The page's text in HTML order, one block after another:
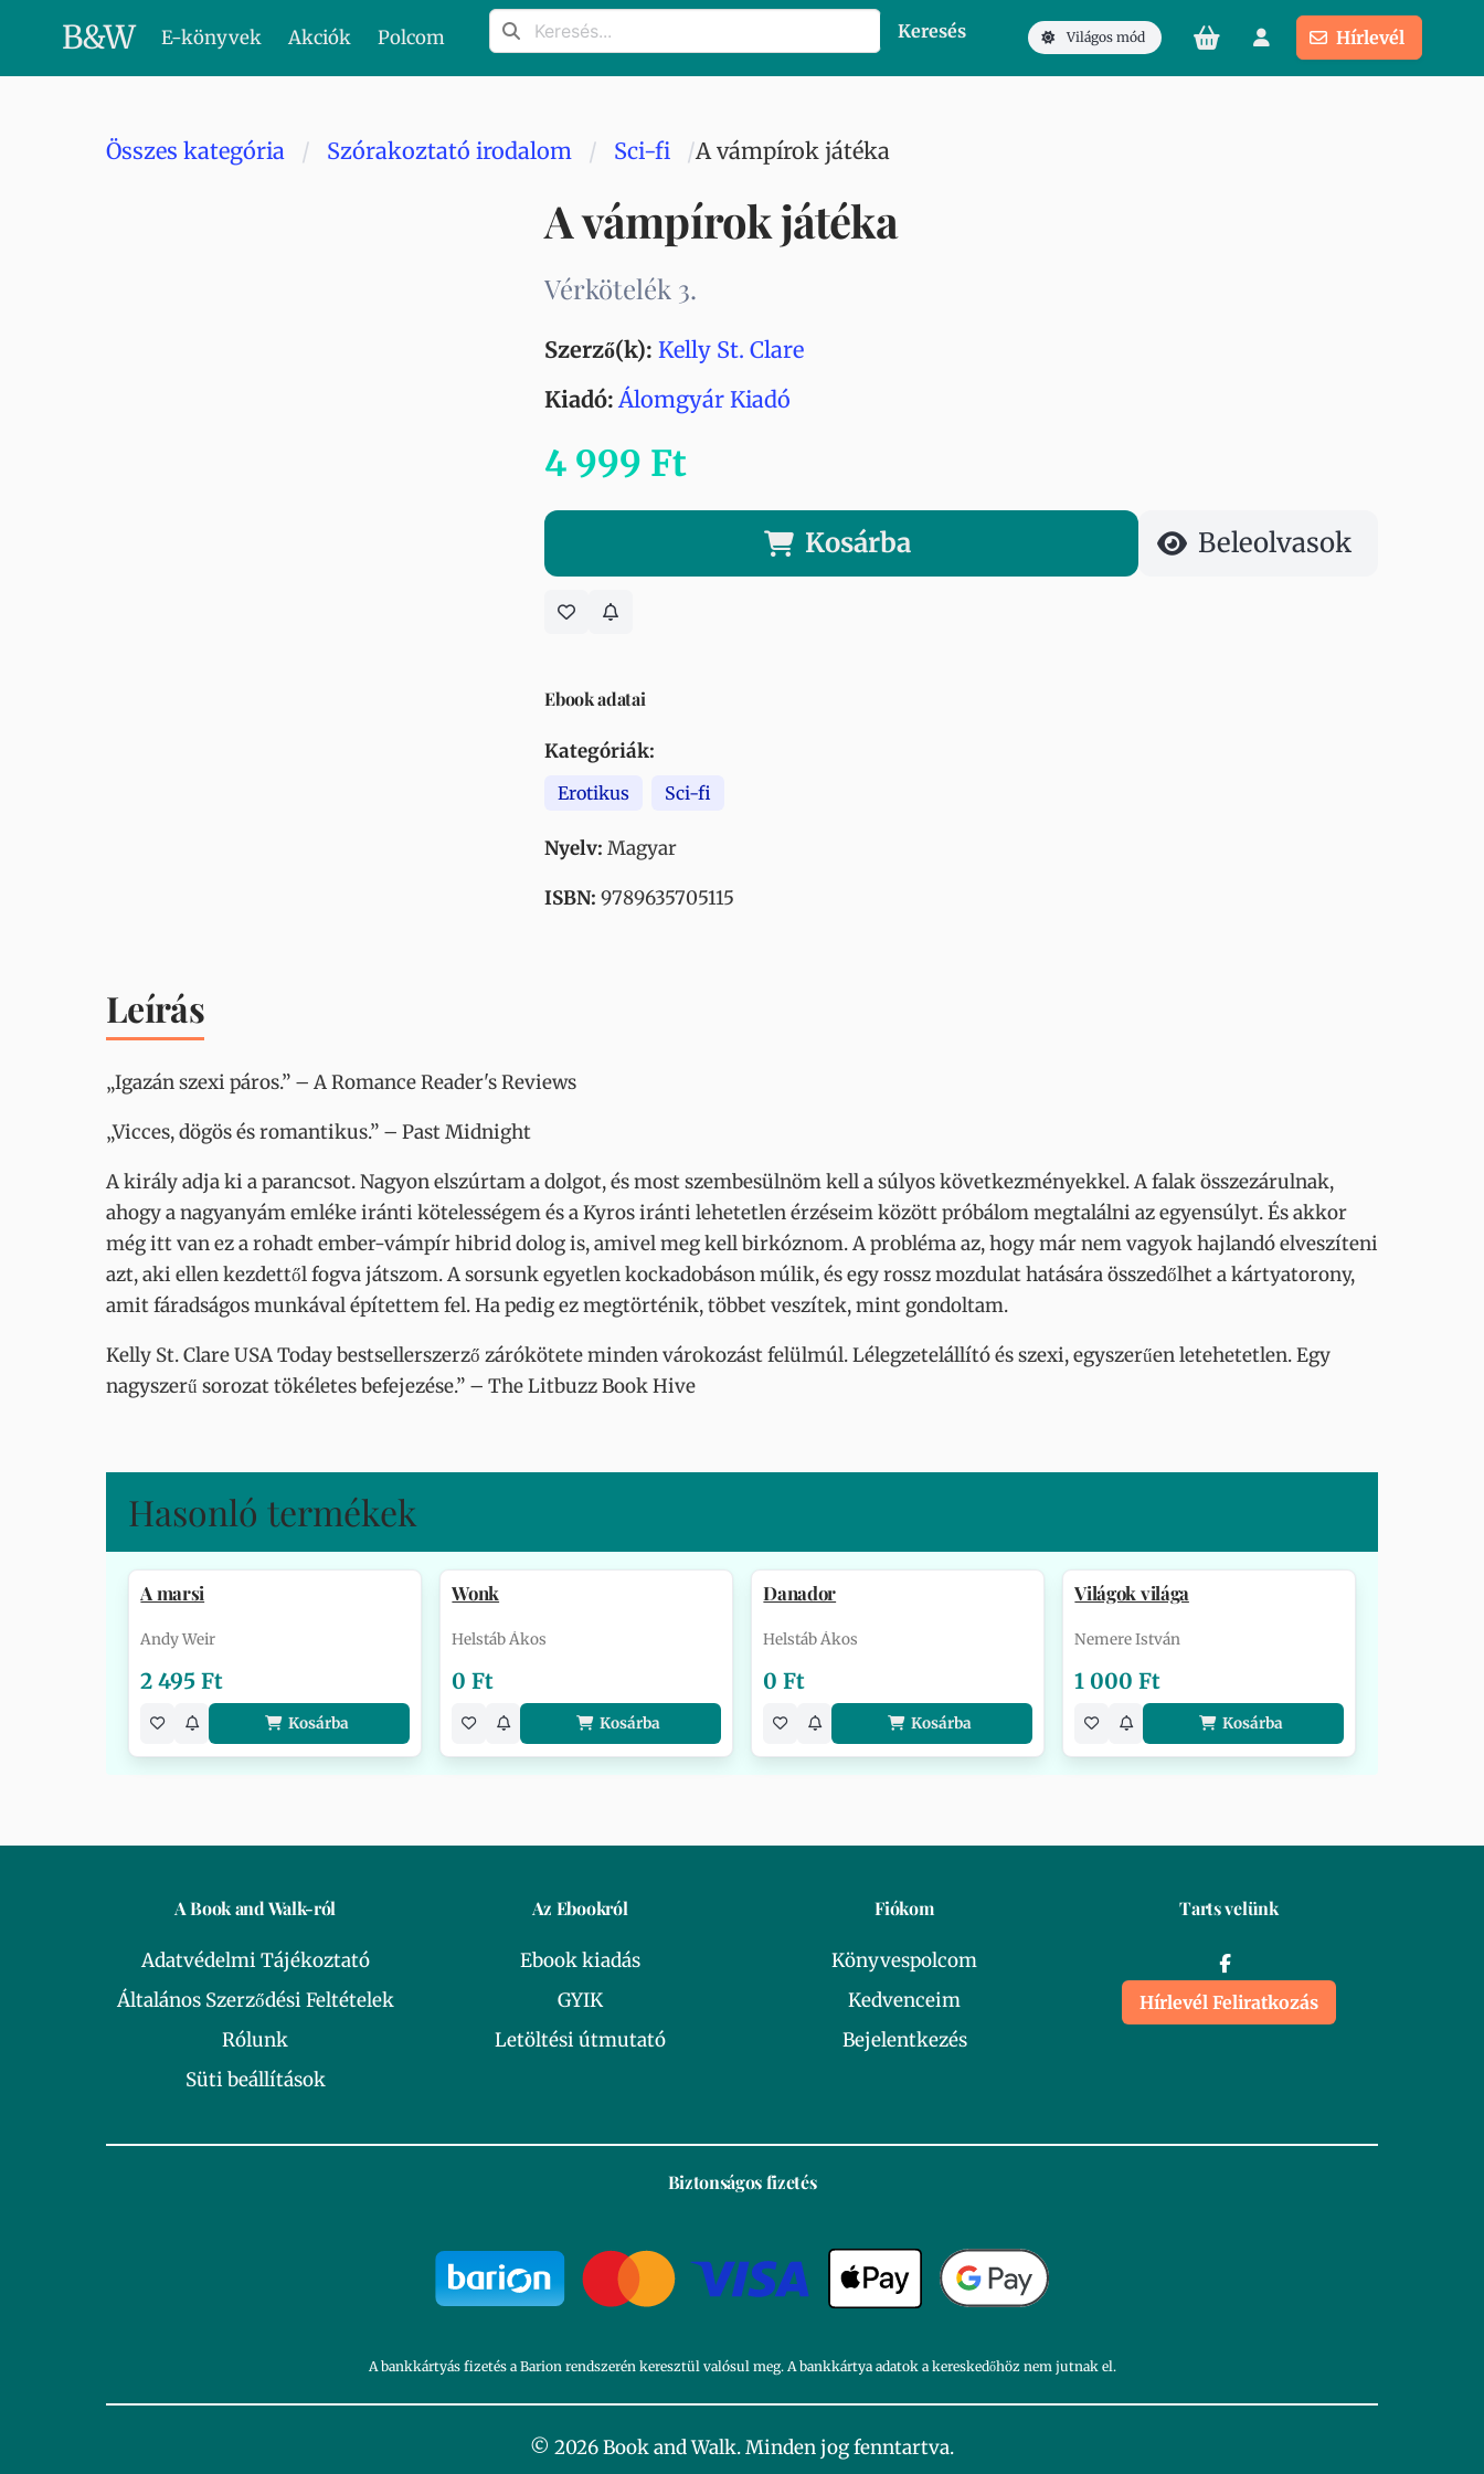
B&W E-könyvek Akciók Polcom Keresés Világos mód Hírlevél
Összes kategória Szórakoztató irodalom Sci-fi A vámpírok játéka
A vámpírok játéka
Vérkötelék 3.
Szerző(k): Kelly St. Clare
Kiadó: Álomgyár Kiadó
4 999 Ft
Kosárba Beleolvasok
Ebook adatai
Kategóriák:
Erotikus Sci-fi
Nyelv: Magyar
ISBN: 9789635705115
Leírás
„Igazán szexi páros.” – A Romance Reader's Reviews
„Vicces, dögös és romantikus.” – Past Midnight
A király adja ki a parancsot. Nagyon elszúrtam a dolgot, és most szembesülnöm kell a súlyos következményekkel. A falak összezárulnak,
ahogy a nagyanyám emléke iránti kötelességem és a Kyros iránti lehetetlen érzéseim között próbálom megtalálni az egyensúlyt. És akkor
még itt van ez a rohadt ember-vámpír hibrid dolog is, amivel meg kell birkóznom. A probléma az, hogy már nem vagyok hajlandó elveszíteni
azt, aki ellen kezdettől fogva játszom. A sorsunk egyetlen kockadobáson múlik, és egy rossz mozdulat hatására összedőlhet a kártyatorony,
amit fáradságos munkával építettem fel. Ha pedig ez megtörténik, többet veszítek, mint gondoltam.
Kelly St. Clare USA Today bestsellerszerző zárókötete minden várokozást felülmúl. Lélegzetelállító és szexi, egyszerűen letehetetlen. Egy
nagyszerű sorozat tökéletes befejezése.” – The Litbuzz Book Hive
Hasonló termékek
A marsi
Andy Weir
2 495 Ft
Kosárba
Wonk
Helstáb Ákos
0 Ft
Kosárba
Danador
Helstáb Ákos
0 Ft
Kosárba
Világok világa
Nemere István
1 000 Ft
Kosárba
A Book and Walk-ról
Adatvédelmi Tájékoztató
Általános Szerződési Feltételek
Rólunk
Süti beállítások
Az Ebookról
Ebook kiadás
GYIK
Letöltési útmutató
Fiókom
Könyvespolcom
Kedvenceim
Bejelentkezés
Tarts velünk
Hírlevél Feliratkozás
Biztonságos fizetés
A bankkártyás fizetés a Barion rendszerén keresztül valósul meg. A bankkártya adatok a kereskedőhöz nem jutnak el.
© 2026 Book and Walk. Minden jog fenntartva.